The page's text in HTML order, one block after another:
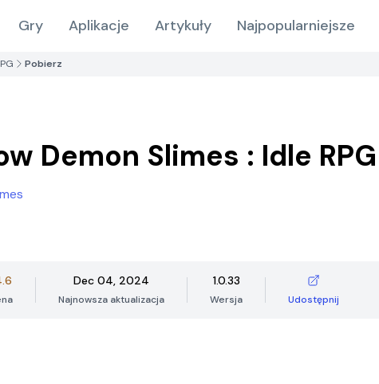
Gry Aplikacje Artykuły Najpopularniejsze
Pobierz
Demon Slimes : Idle RPG
Dec 04, 2024
Najnowsza aktualizacja
1.0.33
Wersja Udostępnij